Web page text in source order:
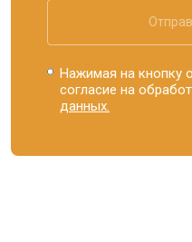
Нажимая на кнопку
согласие на
данных.